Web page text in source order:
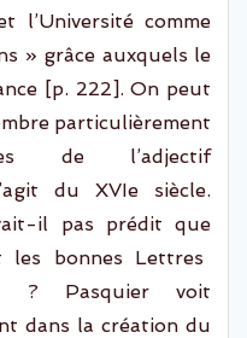
l’Université comme
» grâce auxquels le
[p. 222]. On peut
particulièrement
de l’adjectif
du XVIe siècle.
il pas prédit que
les bonnes Lettres
? Pasquier voit
dans la création du